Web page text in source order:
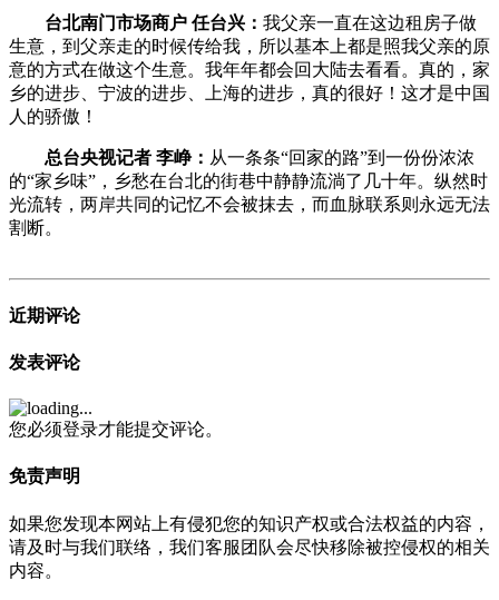
台北南门市场商户 任台兴： 我父亲一直在这边租房子做
生意，到父亲走的时候传给我，所以基本上都是照我父亲的原
意的方式在做这个生意。我年年都会回大陆去看看。真的，家
乡的进步、宁波的进步、上海的进步，真的很好！这才是中国
人的骄傲！
总台央视记者 李峥： 从一条条“回家的路”到一份份浓浓
的“家乡味”，乡愁在台北的街巷中静静流淌了几十年。纵然时
光流转，两岸共同的记忆不会被抹去，而血脉联系则永远无法
割断。
近期评论
发表评论
您必须登录才能提交评论。
免责声明
如果您发现本网站上有侵犯您的知识产权或合法权益的内容，
请及时与我们联络，我们客服团队会尽快移除被控侵权的相关
内容。